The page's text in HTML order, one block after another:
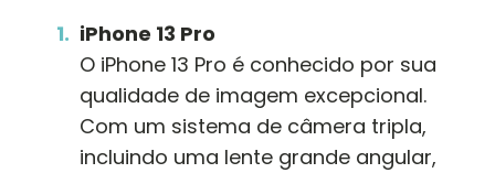
iPhone 13 Pro
O iPhone 13 Pro é conhecido por sua
qualidade de imagem excepcional.
Com um sistema de câmera tripla,
incluindo uma lente grande angular,